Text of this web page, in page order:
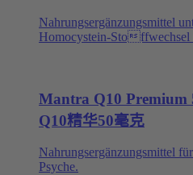
Nahrungsergänzungsmittel
Homocystein-Stoffwechsel
Mantra Q10 Premium
Q10精华50毫克
Nahrungsergänzungsmittel
Psyche.